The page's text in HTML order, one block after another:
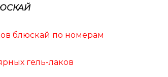
блюскай по номерам
гель-лаков